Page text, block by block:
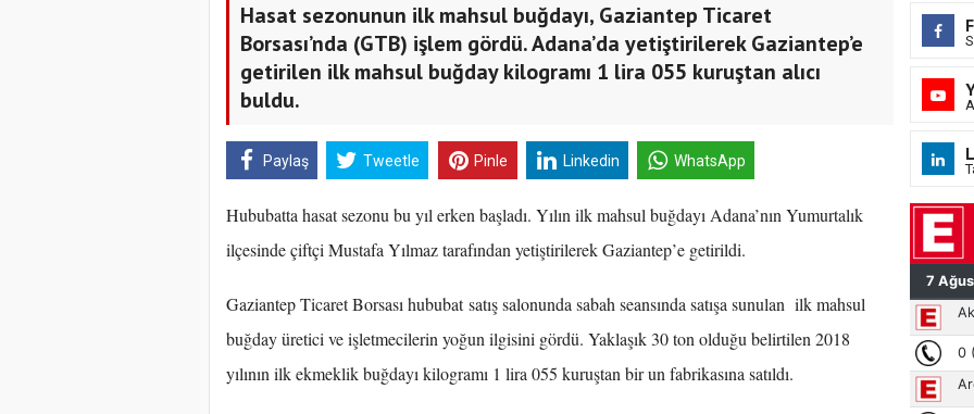
Hasat sezonunun ilk mahsul buğdayı, Gaziantep Ticaret
Borsası’nda (GTB) işlem gördü. Adana’da yetiştirilerek Gaziantep’e
getirilen ilk mahsul buğday kilogramı 1 lira 055 kuruştan alıcı
buldu.
Paylaş Tweetle Pinle Linkedin WhatsApp
Hububatta hasat sezonu bu yıl erken başladı. Yılın ilk mahsul buğdayı Adana’nın Yumurtalık
ilçesinde çiftçi Mustafa Yılmaz tarafından yetiştirilerek Gaziantep’e getirildi.
Gaziantep Ticaret Borsası hububat satış salonunda sabah seansında satışa sunulan ilk mahsul
buğday üretici ve işletmecilerin yoğun ilgisini gördü. Yaklaşık 30 ton olduğu belirtilen 2018
yılının ilk ekmeklik buğdayı kilogramı 1 lira 055 kuruştan bir un fabrikasına satıldı.